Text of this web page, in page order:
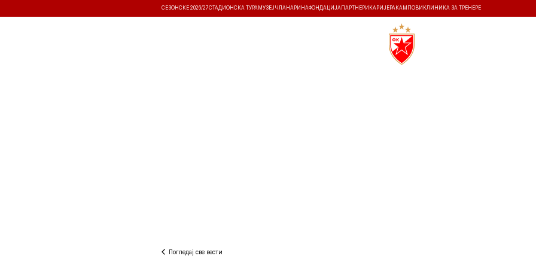
СЕЗОНСКЕ 2026/27СТАДИОНСКА ТУРА МУЗЕЈ ЧЛАНАРИНАФОНДАЦИЈА ПАРТНЕРИ КАРИЈЕРА КАМПОВИ КЛИНИКА ЗА ТРЕНЕРЕ
Погледај све вести